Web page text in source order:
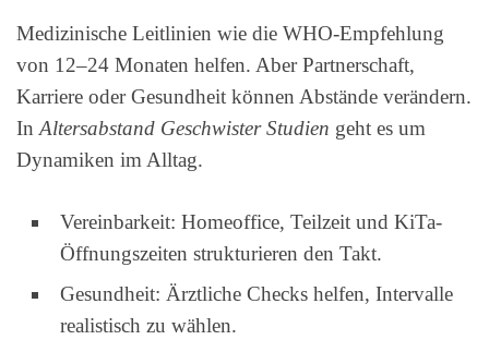
Medizinische Leitlinien wie die WHO-Empfehlung
von 12–24 Monaten helfen. Aber Partnerschaft,
Karriere oder Gesundheit können Abstände verändern.
In Altersabstand Geschwister Studien geht es um
Dynamiken im Alltag.
Vereinbarkeit: Homeoffice, Teilzeit und KiTa-
Öffnungszeiten strukturieren den Takt.
Gesundheit: Ärztliche Checks helfen, Intervalle
realistisch zu wählen.